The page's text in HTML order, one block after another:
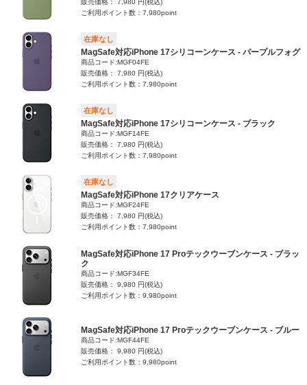
販売価格： 7,980 円(税込)
ご利用ポイント数：7,980point
在庫なし
MagSafe対応iPhone 17シリコーンケース - パープルフォグ
商品コード:MGF04FE
販売価格： 7,980 円(税込)
ご利用ポイント数：7,980point
在庫なし
MagSafe対応iPhone 17シリコーンケース - ブラック
商品コード:MGF14FE
販売価格： 7,980 円(税込)
ご利用ポイント数：7,980point
在庫なし
MagSafe対応iPhone 17クリアケース
商品コード:MGF24FE
販売価格： 7,980 円(税込)
ご利用ポイント数：7,980point
MagSafe対応iPhone 17 Proテックウーブンケース - ブラッ
ク
商品コード:MGF34FE
販売価格： 9,980 円(税込)
ご利用ポイント数：9,980point
MagSafe対応iPhone 17 Proテックウーブンケース - ブルー
商品コード:MGF44FE
販売価格： 9,980 円(税込)
ご利用ポイント数：9,980point